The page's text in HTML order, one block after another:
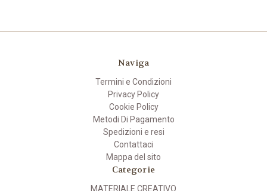
Naviga
Termini e Condizioni
Privacy Policy
Cookie Policy
Metodi Di Pagamento
Spedizioni e resi
Contattaci
Mappa del sito
Categorie
MATERIALE CREATIVO